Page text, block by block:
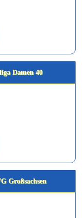
Damen 40
Großsachsen